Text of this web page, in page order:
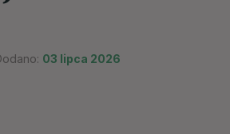
03 lipca 2026